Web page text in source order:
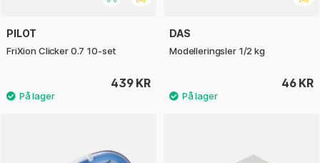
PILOT
FriXion Clicker 0.7 10-set
439 KR
DAS
Modelleringsler 1/2 kg
46 KR